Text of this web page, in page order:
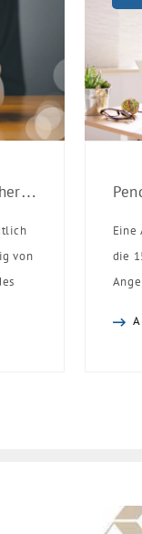
KfW-Förderung „Jung kauft Alt“: Höhere Kredite ab August 2026
von
Eine
die